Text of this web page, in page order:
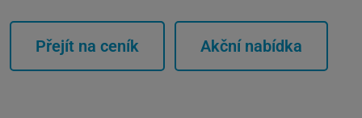
Přejít na ceník Akční nabídka